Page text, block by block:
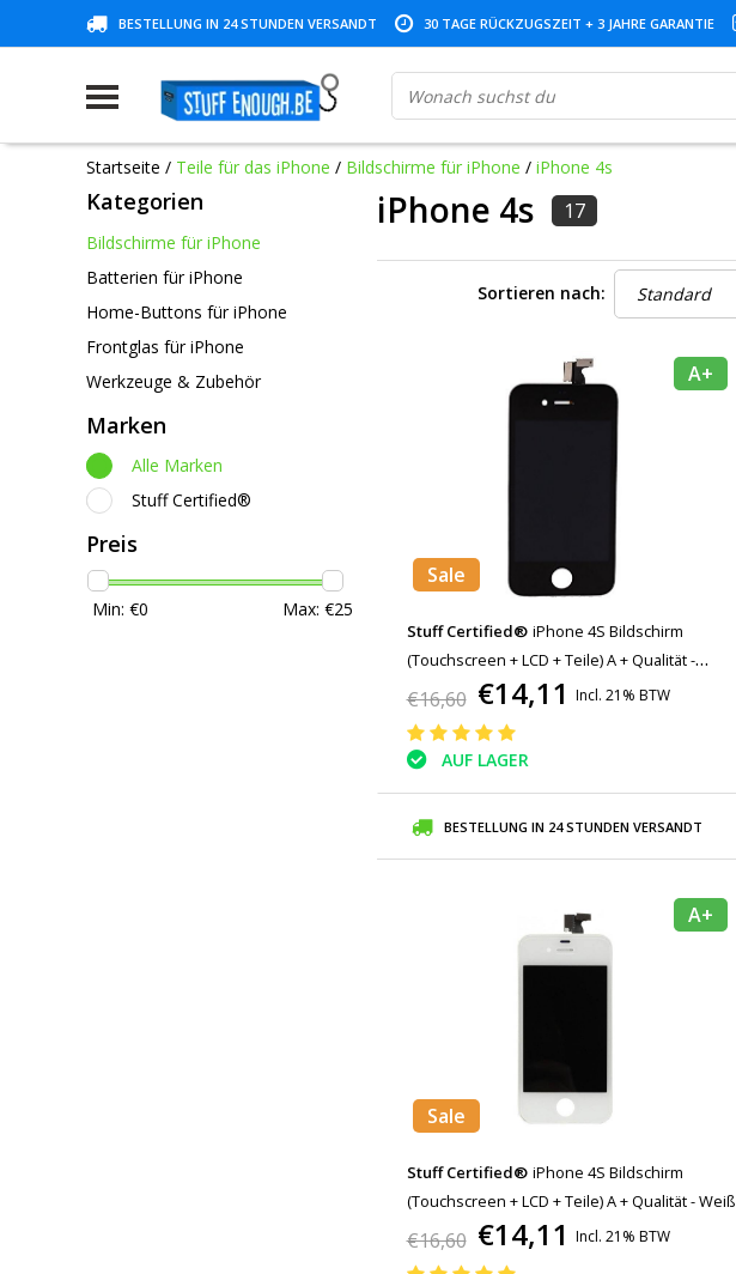
BESTELLUNG IN 24 STUNDEN VERSANDT 30 TAGE RÜCKZUGSZEIT + 3 JAHRE GARANTIE
Startseite / Teile für das iPhone / Bildschirme für iPhone / iPhone 4s
Kategorien
Bildschirme für iPhone
Batterien für iPhone
Home-Buttons für iPhone
Frontglas für iPhone
Werkzeuge & Zubehör
Marken
Alle Marken
Stuff Certified®
Preis
Min: €0 Max: €25
iPhone 4s 17
Sortieren nach:
A+
Sale
Stuff Certified® iPhone 4S Bildschirm
(Touchscreen + LCD + Teile) A + Qualität -
Schwarz
€16,60 €14,11 Incl. 21% BTW
AUF LAGER
BESTELLUNG IN 24 STUNDEN VERSANDT
A+
Sale
Stuff Certified® iPhone 4S Bildschirm
(Touchscreen + LCD + Teile) A + Qualität - Weiß
€16,60 €14,11 Incl. 21% BTW